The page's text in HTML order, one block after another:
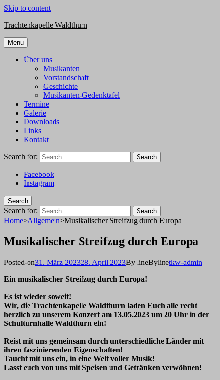
Skip to content
Trachtenkapelle Waldthurn
Menu
Über uns
Musikanten
Vorstandschaft
Geschichte
Musikanten-Gedenktafel
Termine
Galerie
Downloads
Links
Kontakt
Search for: Search
Facebook
Instagram
Search
Search for: Search
Home>Allgemein>Musikalischer Streifzug durch Europa
Musikalischer Streifzug durch Europa
Posted-on31. März 202328. April 2023By lineBylinetkw-admin
Ein musikalischer Streifzug durch Europa!
Es ist wieder soweit!
Wir, die Trachtenkapelle Waldthurn laden Euch alle recht
herzlich zu unserem Konzert am 13.05.2023 um 20 Uhr in der
Schulturnhalle Waldthurn ein!
Reist mit uns gemeinsam durch unterschiedliche Länder mit
ihren faszinierenden Eigenschaften!
Taucht mit uns ein, in eine Welt voller Musik!
Lasst euch von uns mit Speisen und Getränken verwöhnen!